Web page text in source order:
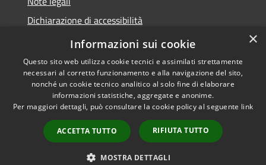
Dichiarazione di accessibilità
Obiettivi di accessibilità
Accessibilità
Copyright © 2026 • Comune di
Roccabianca • Powered by
Municipium•
Accesso
redazione
×
Informazioni sui cookie
Questo sito web utilizza cookie tecnici e assimilati strettamente
necessari al corretto funzionamento e alla navigazione del sito,
nonché un cookie tecnico analitico al solo fine di elaborare
informazioni statistiche, aggregate e anonime.
Per maggiori dettagli, può consultare la cookie policy al seguente link
ACCETTA TUTTO RIFIUTA TUTTO
MOSTRA DETTAGLI